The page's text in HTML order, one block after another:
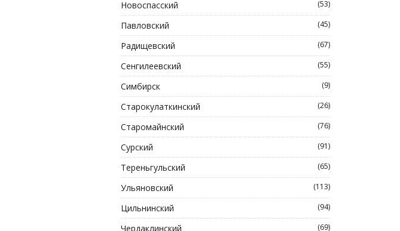
Новоспасский (53)
Павловский (45)
Радищевский (67)
Сенгилеевский (55)
Симбирск (9)
Старокулаткинский (26)
Старомайнский (76)
Сурский (91)
Тереньгульский (65)
Ульяновский (113)
Цильнинский (94)
Чердаклинский (69)